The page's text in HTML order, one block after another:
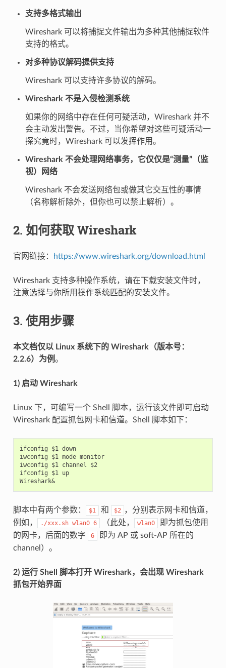
支持多格式输出
Wireshark 可以将捕捉文件输出为多种其他捕捉软件
支持的格式。
对多种协议解码提供支持
Wireshark 可以支持许多协议的解码。
Wireshark 不是入侵检测系统
如果你的网络中存在任何可疑活动，Wireshark 并不
会主动发出警告。不过，当你希望对这些可疑活动一
探究竟时，Wireshark 可以发挥作用。
Wireshark 不会处理网络事务，它仅仅是“测量”（监
视）网络
Wireshark 不会发送网络包或做其它交互性的事情
（名称解析除外，但你也可以禁止解析）。
2. 如何获取 Wireshark
官网链接： https://www.wireshark.org/download.html
Wireshark 支持多种操作系统，请在下载安装文件时，
注意选择与你所用操作系统匹配的安装文件。
3. 使用步骤
本文档仅以 Linux 系统下的 Wireshark（版本号：
2.2.6）为例。
1) 启动 Wireshark
Linux 下，可编写一个 Shell 脚本，运行该文件即可启动
Wireshark 配置抓包网卡和信道。Shell 脚本如下：
ifconfig $1 down
iwconfig $1 mode monitor
iwconfig $1 channel $2
ifconfig $1 up
Wireshark&
脚本中有两个参数： $1 和 $2 ，分别表示网卡和信道，
例如，
./xxx.sh wlan0 6 （此处， wlan0
即为抓包使用
的网卡，后面的数字
6
即为 AP 或 soft-AP 所在的
channel）。
2) 运行 Shell 脚本打开 Wireshark，会出现 Wireshark
抓包开始界面